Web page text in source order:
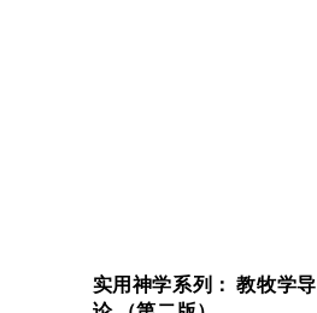
实用神学系列： 教牧学导